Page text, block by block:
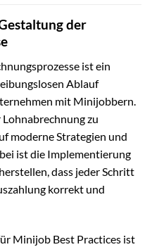
der
ist ein
Ablauf
mit Minijobbern.
zu
moderne Strategien und
ist die Implementierung
dass jeder Schritt
korrekt und
Minijob Best Practices ist